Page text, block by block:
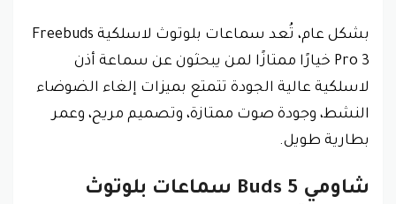
بشكل عام، تُعد سماعات بلوتوث لاسلكية Freebuds
Pro 3 خيارًا ممتازًا لمن يبحثون عن سماعة أذن
لاسلكية عالية الجودة تتمتع بميزات إلغاء الضوضاء
النشط، وجودة صوت ممتازة، وتصميم مريح، وعمر
بطارية طويل.
شاومي Buds ‎5 سماعات بلوتوث